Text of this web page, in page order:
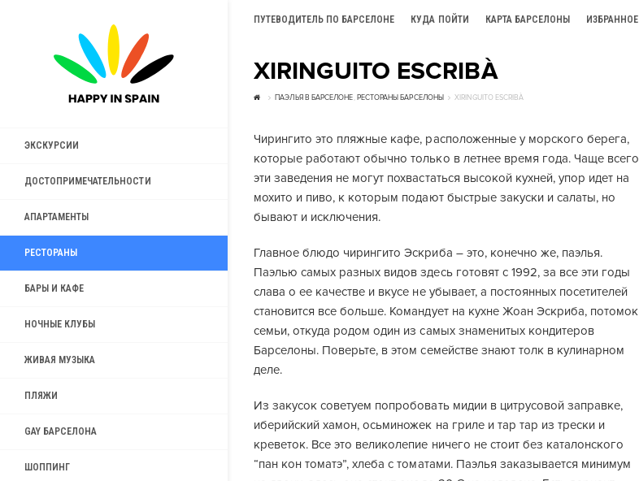
ПУТЕВОДИТЕЛЬ ПО БАРСЕЛОНЕ КУДА ПОЙТИ КАРТА БАРСЕЛОНЫ ИЗБРАННОЕ
ЭКСКУРСИИ
ДОСТОПРИМЕЧАТЕЛЬНОСТИ
АПАРТАМЕНТЫ
РЕСТОРАНЫ
БАРЫ И КАФЕ
НОЧНЫЕ КЛУБЫ
ЖИВАЯ МУЗЫКА
ПЛЯЖИ
GAY БАРСЕЛОНА
ШОППИНГ
XIRINGUITO ESCRIBÀ
ПАЭЛЬЯ В БАРСЕЛОНЕ, РЕСТОРАНЫ БАРСЕЛОНЫ XIRINGUITO ESCRIBÀ
Чирингито это пляжные кафе, расположенные у морского берега,
которые работают обычно только в летнее время года. Чаще всего
эти заведения не могут похвастаться высокой кухней, упор идет на
мохито и пиво, к которым подают быстрые закуски и салаты, но
бывают и исключения.
Главное блюдо чирингито Эскриба – это, конечно же, паэлья.
Паэлью самых разных видов здесь готовят с 1992, за все эти годы
слава о ее качестве и вкусе не убывает, а постоянных посетителей
становится все больше. Командует на кухне Жоан Эскриба, потомок
семьи, откуда родом один из самых знаменитых кондитеров
Барселоны. Поверьте, в этом семействе знают толк в кулинарном
деле.
Из закусок советуем попробовать мидии в цитрусовой заправке,
иберийский хамон, осьминожек на гриле и тар тар из трески и
креветок. Все это великолепие ничего не стоит без каталонского
“пан кон томатэ”, хлеба с томатами. Паэлья заказывается минимум